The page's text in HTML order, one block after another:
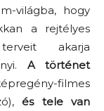
világba, hogy
a rejtélyes
akarja
A történet
filmes
és tele van